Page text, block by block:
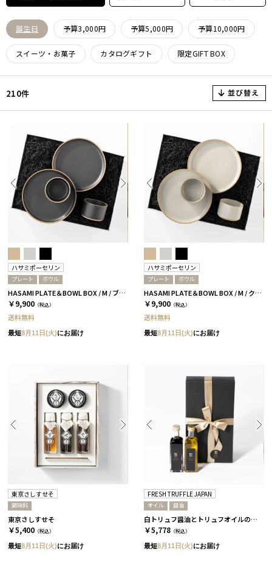
誕生日 予算3,000円 予算5,000円 予算10,000円
スイーツ・お菓子 カタログギフト 限定GIFT BOX
210件 並び替え
ハサミポーセリン
プレート ボウル
HASAMI PLATE＆BOWL BOX / M / ブラック［ハサミポーセリン］
￥9,900 （税込）
送料無料
最短8月11日(火)にお届け
ハサミポーセリン
プレート ボウル
HASAMI PLATE＆BOWL BOX / M / クリア［ハサミポーセリン］
￥9,900 （税込）
送料無料
最短8月11日(火)にお届け
東京さしすせそ
調味料
東京さしすせそ
￥5,400 （税込）
最短8月11日(火)にお届け
FRESH TRUFFLE JAPAN
オイル 醤油
白トリュフ醤油とトリュフオイルのセット［FRESH TRUFFLE JAPAN］
￥5,778 （税込）
最短8月11日(火)にお届け